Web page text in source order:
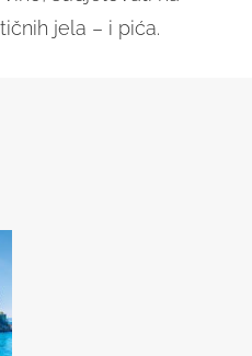
jela – i pića.